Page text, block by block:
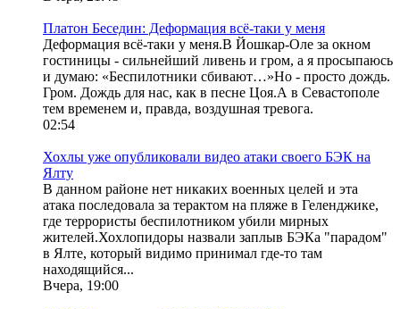
Платон Беседин: Деформация всё-таки у меня
Деформация всё-таки у меня.В Йошкар-Оле за окном
гостиницы - сильнейший ливень и гром, а я просыпаюсь
и думаю: «Беспилотники сбивают…»Но - просто дождь.
Гром. Дождь для нас, как в песне Цоя.А в Севастополе
тем временем и, правда, воздушная тревога.
02:54
Хохлы уже опубликовали видео атаки своего БЭК на
Ялту
В данном районе нет никаких военных целей и эта
атака последовала за терактом на пляже в Геленджике,
где террористы беспилотником убили мирных
жителей.Хохлопидоры назвали заплыв БЭКа "парадом"
в Ялте, который видимо принимал где-то там
находящийся...
Вчера, 19:00